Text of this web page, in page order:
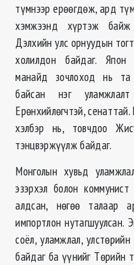
түмнээр ерөөгдөж, ард
хэмжээнд хүртэж байж
Дэлхийн улс орнуудын
холилдон байдаг.
манайд зочлоход нь
байсан нэг
Ерөнхийлөгчтэй,
хэлбэр нь, товчдоо
тэнцвэржүүлж байдаг.
Монголын хувьд
эзэрхэл болон
алдсан, нөгөө талаар
импортлон нутагшуулсан.
соёл, уламжлал,
байдаг ба үүнийг Төрийн